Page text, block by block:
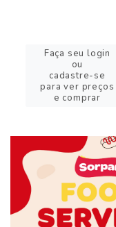
Faça seu login
ou
cadastre-se
para ver preços
e comprar